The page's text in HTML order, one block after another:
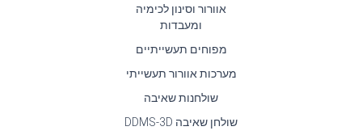
אוורור וסינון לכימיה
ומעבדות
מפוחים תעשייתיים
מערכות אוורור תעשייתי
שולחנות שאיבה
שולחן שאיבה DDMS-3D